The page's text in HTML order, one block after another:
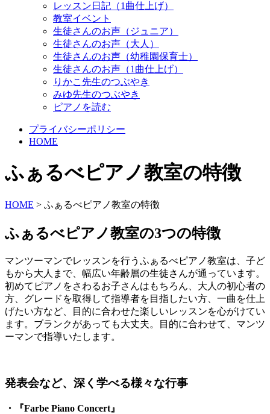
レッスン日記（1曲仕上げ）
教室イベント
生徒さんのお声（ジュニア）
生徒さんのお声（大人）
生徒さんのお声（幼稚園保育士）
生徒さんのお声（1曲仕上げ）
りかこ先生のつぶやき
みゆ先生のつぶやき
ピアノを読む
プライバシーポリシー
HOME
ふぁるべピアノ教室の特徴
HOME > ふぁるべピアノ教室の特徴
ふぁるべピアノ教室の3つの特徴
マンツーマンでレッスンを行うふぁるべピアノ教室は、子ど
もから大人まで、幅広い年齢層の生徒さんが通っています。
初めてピアノをさわるお子さんはもちろん、大人の初心者の
方、グレードを取得して指導者を目指したい方、一曲を仕上
げたい方など、目的に合わせた楽しいレッスンを心がけてい
ます。ブランクがあっても大丈夫。目的に合わせて、マンツ
ーマンで指導いたします。
発表会など、深く学べる様々な行事
・『Farbe Piano Concert』